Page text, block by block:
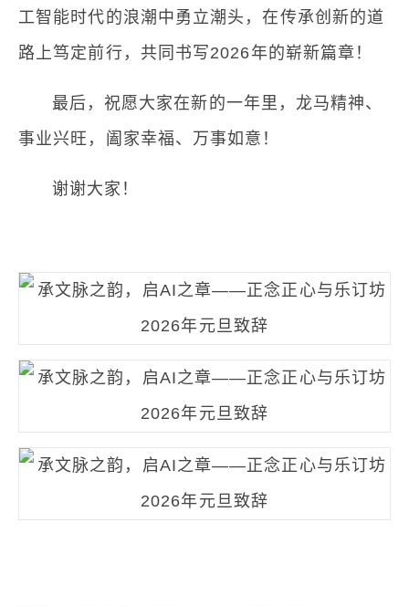
工智能时代的浪潮中勇立潮头，在传承创新的道
路上笃定前行，共同书写2026年的崭新篇章！
最后，祝愿大家在新的一年里，龙马精神、
事业兴旺，阖家幸福、万事如意！
谢谢大家！